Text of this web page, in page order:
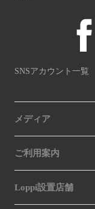
SNSアカウント一覧
メディア
ご利用案内
Loppi設置店舗